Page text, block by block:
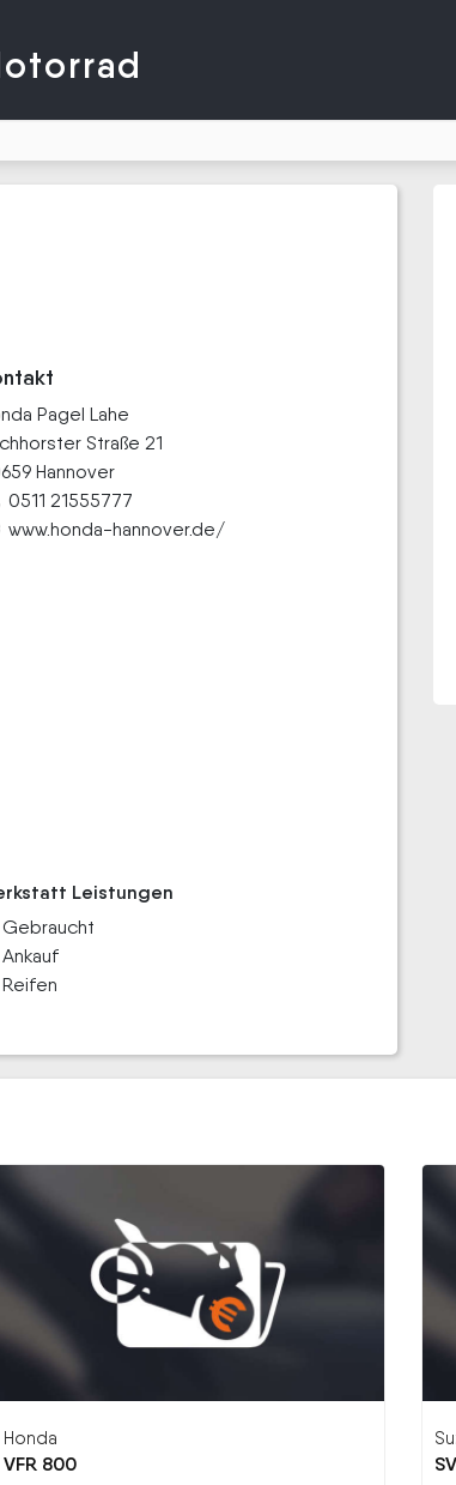
Pagel Lahe
Straße 21
Hannover
0511 21555777
www.honda-hannover.de/
Leistungen
Gebraucht
Ankauf
Reifen
Honda
VFR 800